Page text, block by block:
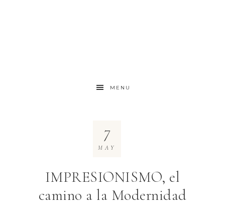
MENU
IMPRESIONISMO, el
camino a la Modernidad
7
MAY